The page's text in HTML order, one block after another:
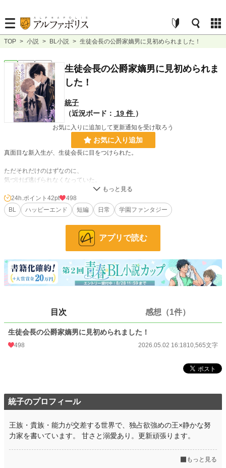
TOP > 小説 > BL小説 > 生徒会長の公爵家嫡男に見初められました！
完結 短編
生徒会長の公爵家嫡男に見初められま
した！
統子
（近況ボード：
19 件 ）
お気に入りに追加して更新通知を受け取ろう
お気に入り追加
真面目な新入生が、生徒会長に目をつけられた。
ただそれだけのはずなのに、
気づけば逃げられなくなっていた。
これは、最初から決まっていた“出会い”の話。
4,278 位 / 31,381 件
24h.ポイント 42 pt
2026.05.02 16:18
初回完結日時
年間ポイント 54,206 pt (9,807 位)
24h.ポイント 42pt
498
BL
ハッピーエンド 短編 日常 学園ファンタジー
アプリで読む
目次 感想（1件）
生徒会長の公爵家嫡男に見初められました！
498 2026.05.02 16:1810,565文字
統子のプロフィール
王族・貴族・能力が交差する世界で、独占欲強めの王×静かな努
力家を書いています。 甘さと溺愛あり。更新頑張ります。
もっと見る